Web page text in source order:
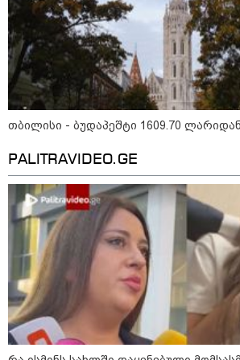
განწირული
ამოიცნო
ამ წუთეში
ბაზრობაზე
სოციალურ
კადრები
პოლიტიკა
თბილისი - ბუდაპეშტი 1609.70 ლარიდან
PALITRAVIDEO.GE